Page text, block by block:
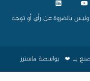
بالضروة عن رأي أو توجه
❤️ بواسطة ماسترز